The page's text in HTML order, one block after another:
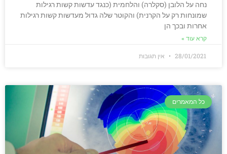
נחה על הלובן (סקלרה) והלחמית (כנגד עדשות קשות רגילות
שמונחות רק על הקרנית) והקוטר שלה גדול מעדשות קשות רגילות
אחרות ובכך הן
קרא עוד »
28/01/2021 אין תגובות
כל המאמרים